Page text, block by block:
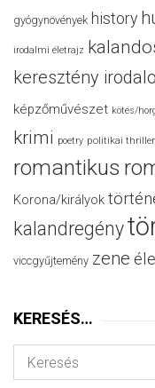
gyógynövények history
irodalmi életrajz
keresztény
képzőművészet kötés/
krimi poetry politikai thriller
romantikus
Korona/királyok
kalandregény
viccgyűjtemény zene
KERESÉS…